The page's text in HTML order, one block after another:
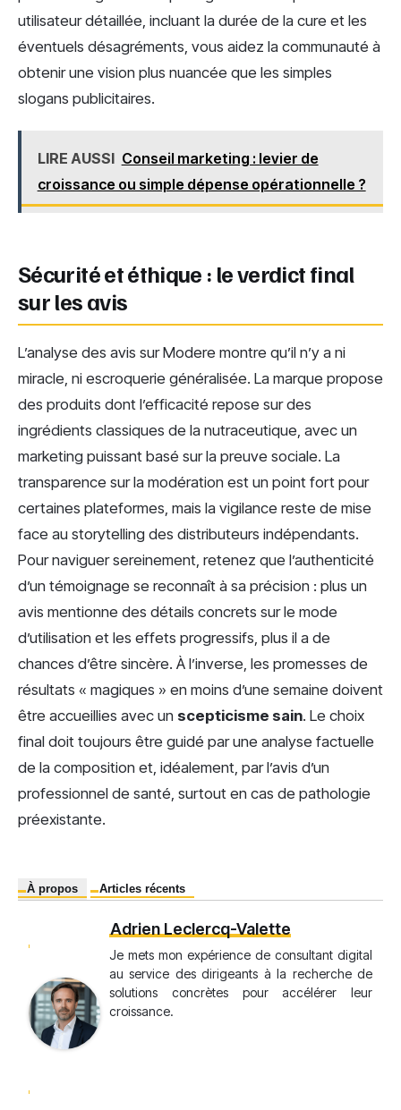
utilisateur détaillée, incluant la durée de la cure et les
éventuels désagréments, vous aidez la communauté à
obtenir une vision plus nuancée que les simples
slogans publicitaires.
LIRE AUSSI Conseil marketing : levier de
croissance ou simple dépense opérationnelle ?
Sécurité et éthique : le verdict final
sur les avis
L’analyse des avis sur Modere montre qu’il n’y a ni
miracle, ni escroquerie généralisée. La marque propose
des produits dont l’efficacité repose sur des
ingrédients classiques de la nutraceutique, avec un
marketing puissant basé sur la preuve sociale. La
transparence sur la modération est un point fort pour
certaines plateformes, mais la vigilance reste de mise
face au storytelling des distributeurs indépendants.
Pour naviguer sereinement, retenez que l’authenticité
d’un témoignage se reconnaît à sa précision : plus un
avis mentionne des détails concrets sur le mode
d’utilisation et les effets progressifs, plus il a de
chances d’être sincère. À l’inverse, les promesses de
résultats « magiques » en moins d’une semaine doivent
être accueillies avec un scepticisme sain. Le choix
final doit toujours être guidé par une analyse factuelle
de la composition et, idéalement, par l’avis d’un
professionnel de santé, surtout en cas de pathologie
préexistante.
À propos Articles récents
Adrien Leclercq-Valette
Je mets mon expérience de consultant digital
au service des dirigeants à la recherche de
solutions concrètes pour accélérer leur
croissance.